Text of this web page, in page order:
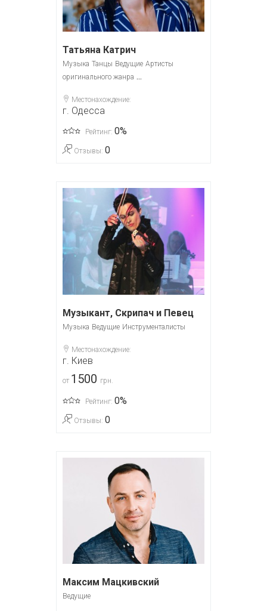
Татьяна Катрич
Музыка Танцы Ведущие Артисты
оригинального жанра ...
Местонахождение:
г. Одесса
Рейтинг: 0%
Отзывы: 0
Музыкант, Скрипач и Певец
Музыка Ведущие Инструменталисты
Местонахождение:
г. Киев
от 1500 грн.
Рейтинг: 0%
Отзывы: 0
Максим Мацкивский
Ведущие